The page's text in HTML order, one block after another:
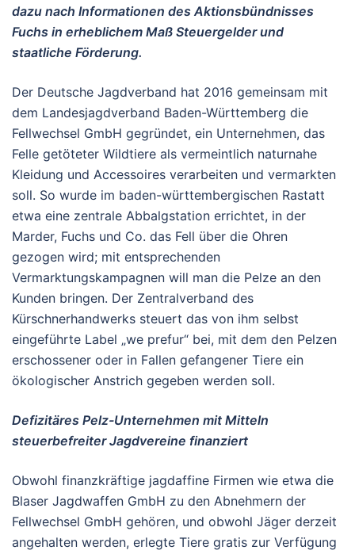
dazu nach Informationen des Aktionsbündnisses
Fuchs in erheblichem Maß Steuergelder und
staatliche Förderung.
Der Deutsche Jagdverband hat 2016 gemeinsam mit
dem Landesjagdverband Baden-Württemberg die
Fellwechsel GmbH gegründet, ein Unternehmen, das
Felle getöteter Wildtiere als vermeintlich naturnahe
Kleidung und Accessoires verarbeiten und vermarkten
soll. So wurde im baden-württembergischen Rastatt
etwa eine zentrale Abbalgstation errichtet, in der
Marder, Fuchs und Co. das Fell über die Ohren
gezogen wird; mit entsprechenden
Vermarktungskampagnen will man die Pelze an den
Kunden bringen. Der Zentralverband des
Kürschnerhandwerks steuert das von ihm selbst
eingeführte Label „we prefur“ bei, mit dem den Pelzen
erschossener oder in Fallen gefangener Tiere ein
ökologischer Anstrich gegeben werden soll.
Defizitäres Pelz-Unternehmen mit Mitteln
steuerbefreiter Jagdvereine finanziert
Obwohl finanzkräftige jagdaffine Firmen wie etwa die
Blaser Jagdwaffen GmbH zu den Abnehmern der
Fellwechsel GmbH gehören, und obwohl Jäger derzeit
angehalten werden, erlegte Tiere gratis zur Verfügung